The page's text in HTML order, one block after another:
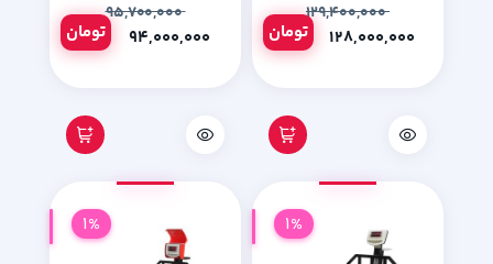
۱۲۹,۴۰۰,۰۰۰
تومان
۹۵,۷۰۰,۰۰۰
تومان
1%
1%